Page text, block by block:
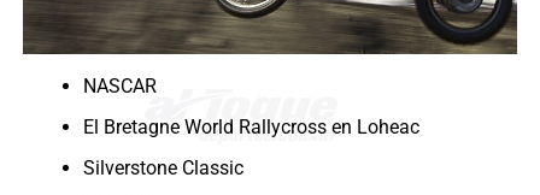
NASCAR
El Bretagne World Rallycross en Loheac
Silverstone Classic